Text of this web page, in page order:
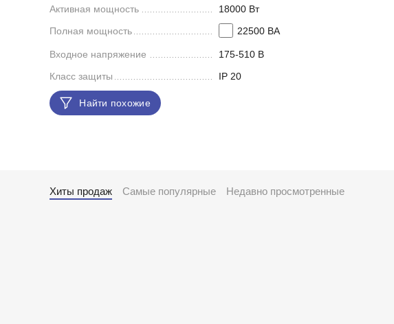
Активная мощность
18000 Вт
Полная мощность
22500 ВА
Входное напряжение
175-510 В
Класс защиты
IP 20
Найти похожие
Хиты продаж Самые популярные Недавно просмотренные